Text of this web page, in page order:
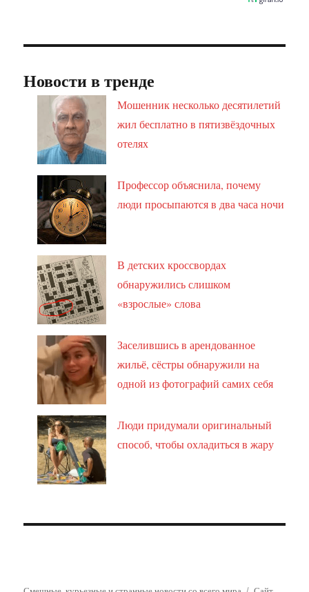
Новости в тренде
Мошенник несколько десятилетий
жил бесплатно в пятизвёздочных
отелях
Профессор объяснила, почему
люди просыпаются в два часа ночи
В детских кроссвордах
обнаружились слишком
«взрослые» слова
Заселившись в арендованное
жильё, сёстры обнаружили на
одной из фотографий самих себя
Люди придумали оригинальный
способ, чтобы охладиться в жару